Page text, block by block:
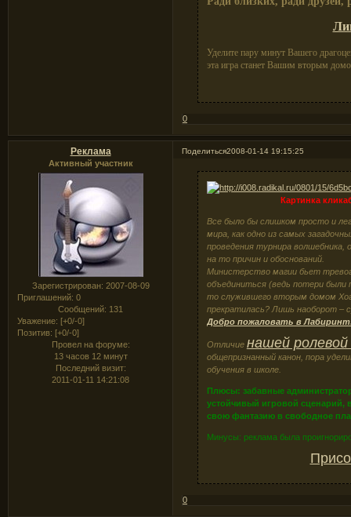
Уделите пару минут Вашего
эта игра станет Вашим вторым
0
Поделиться2008-01-14 19:15:25
Реклама
Активный участник
Зарегистрирован: 2007-08-09
Приглашений: 0
Сообщений: 131
Уважение: [+0/-0]
Позитив: [+0/-0]
Провел на форуме:
13 часов 12 минут
Последний визит:
2011-01-11 14:21:08
Картинка
Все было бы слишком просто и
мира, как одно из самых
проведения турнира волшебника,
на то причин и обоснований.
Министерство магии бьет
объединиться (ведь потери были
то служившего вторым домом
прекратилась? Лишь наоборот –
Добро пожаловать в
Отличие нашей
общепризнанный канон, пора
обучения в школе.
Плюсы: забавные
устойчивый игровой сценарий,
свою фантазию в свободное
Минусы: реклама была
0